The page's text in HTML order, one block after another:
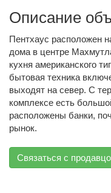
Описание
Пентхаус расположен
дома в центре
кухня американского
бытовая техника
выходят на север. С
комплексе есть
расположены банки,
рынок.
Связаться с